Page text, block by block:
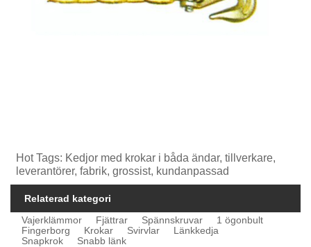
Hot Tags: Kedjor med krokar i båda ändar, tillverkare,
leverantörer, fabrik, grossist, kundanpassad
Relaterad kategori
Vajerklämmor
Fjättrar Spännskruvar
1 ögonbult
Fingerborg
Krokar Svirvlar
Länkkedja
Snapkrok
Snabb länk